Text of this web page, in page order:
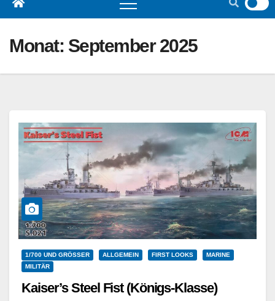
Monat: September 2025
1/700 UND GRÖSSER ALLGEMEIN FIRST LOOKS
MARINE
MILITÄR
Kaiser’s Steel Fist (Königs-Klasse)